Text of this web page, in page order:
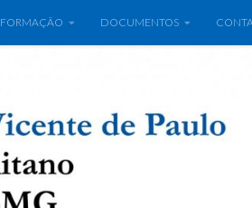
FORMAÇÃO DOCUMENTOS